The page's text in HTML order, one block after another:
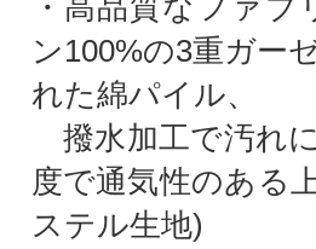
・高品質なファ
ン100%の3重ガー
れた綿パイル、
撥水加工で汚れ
度で通気性のある
ステル生地)